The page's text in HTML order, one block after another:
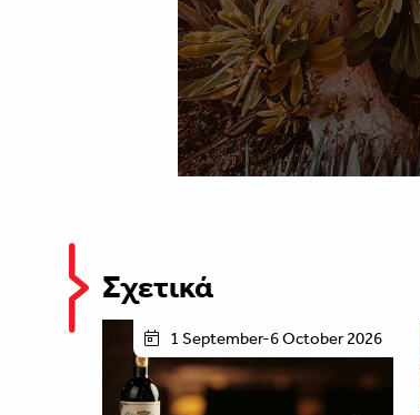
Σχετικά
1 September-6 October 2026